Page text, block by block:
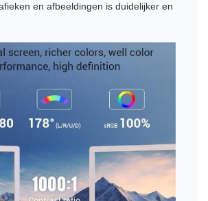
en afbeeldingen is duidelijker en